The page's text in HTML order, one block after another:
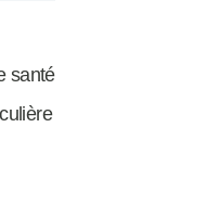
santé